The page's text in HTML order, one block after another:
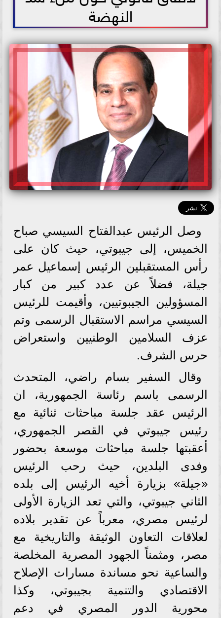
النهضة
وصل الرئيس عبدالفتاح السيسي صباح
الخميس، إلى جيبوتي، حيث كان على
رأس المستقبلين الرئيس إسماعيل عمر
جيلة، فضلاً عن عدد كبير من كبار
المسؤولين الجيبوتيين، وأقيمت للرئيس
السيسي مراسم الاستقبال الرسمى وتم
عزف السلامين الوطنيين واستعراض
حرس الشرف.
وقال السفير بسام راضي، المتحدث
الرسمى باسم رئاسة الجمهورية، ان
الرئيس عقد جلسة مباحثات ثنائية مع
رئيس جيبوتي في القصر الجمهوري،
أعقبتها جلسة مباحثات موسعة بحضور
وفدى البلدين، حيث رحب الرئيس
«جيلة» بزيارة أخيه الرئيس إلى بلده
الثاني جيبوتي، والتي تعد الزيارة الأولى
لرئيس مصري، معرباً عن تقدير بلاده
لعلاقات التعاون الوثيقة والتاريخية مع
مصر، ومثمناً الجهود المصرية المخلصة
والساعية نحو مساندة مسارات الإصلاح
الاقتصادي والتنمية بجيبوتي، وكذا
محورية الدور المصري في دعم